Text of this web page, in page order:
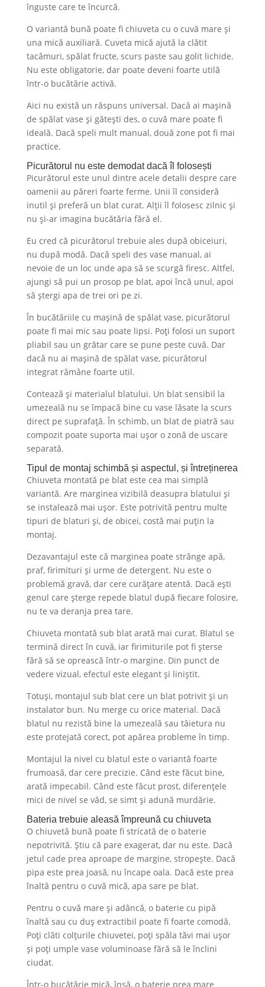
înguste care te încurcă.
O variantă bună poate fi chiuveta cu o cuvă mare și
una mică auxiliară. Cuveta mică ajută la clătit
tacâmuri, spălat fructe, scurs paste sau golit lichide.
Nu este obligatorie, dar poate deveni foarte utilă
într-o bucătărie activă.
Aici nu există un răspuns universal. Dacă ai mașină
de spălat vase și gătești des, o cuvă mare poate fi
ideală. Dacă speli mult manual, două zone pot fi mai
practice.
Picurătorul nu este demodat dacă îl folosești
Picurătorul este unul dintre acele detalii despre care
oamenii au păreri foarte ferme. Unii îl consideră
inutil și preferă un blat curat. Alții îl folosesc zilnic și
nu și-ar imagina bucătăria fără el.
Eu cred că picurătorul trebuie ales după obiceiuri,
nu după modă. Dacă speli des vase manual, ai
nevoie de un loc unde apa să se scurgă firesc. Altfel,
ajungi să pui un prosop pe blat, apoi încă unul, apoi
să ștergi apa de trei ori pe zi.
În bucătăriile cu mașină de spălat vase, picurătorul
poate fi mai mic sau poate lipsi. Poți folosi un suport
pliabil sau un grătar care se pune peste cuvă. Dar
dacă nu ai mașină de spălat vase, picurătorul
integrat rămâne foarte util.
Contează și materialul blatului. Un blat sensibil la
umezeală nu se împacă bine cu vase lăsate la scurs
direct pe suprafață. În schimb, un blat de piatră sau
compozit poate suporta mai ușor o zonă de uscare
separată.
Tipul de montaj schimbă și aspectul, și întreținerea
Chiuveta montată pe blat este cea mai simplă
variantă. Are marginea vizibilă deasupra blatului și
se instalează mai ușor. Este potrivită pentru multe
tipuri de blaturi și, de obicei, costă mai puțin la
montaj.
Dezavantajul este că marginea poate strânge apă,
praf, firimituri și urme de detergent. Nu este o
problemă gravă, dar cere curățare atentă. Dacă ești
genul care șterge repede blatul după fiecare folosire,
nu te va deranja prea tare.
Chiuveta montată sub blat arată mai curat. Blatul se
termină direct în cuvă, iar firimiturile pot fi șterse
fără să se oprească într-o margine. Din punct de
vedere vizual, efectul este elegant și liniștit.
Totuși, montajul sub blat cere un blat potrivit și un
instalator bun. Nu merge cu orice material. Dacă
blatul nu rezistă bine la umezeală sau tăietura nu
este protejată corect, pot apărea probleme în timp.
Montajul la nivel cu blatul este o variantă foarte
frumoasă, dar cere precizie. Când este făcut bine,
arată impecabil. Când este făcut prost, diferențele
mici de nivel se văd, se simt și adună murdărie.
Bateria trebuie aleasă împreună cu chiuveta
O chiuvetă bună poate fi stricată de o baterie
nepotrivită. Știu că pare exagerat, dar nu este. Dacă
jetul cade prea aproape de margine, stropește. Dacă
pipa este prea joasă, nu încape oala. Dacă este prea
înaltă pentru o cuvă mică, apa sare pe blat.
Pentru o cuvă mare și adâncă, o baterie cu pipă
înaltă sau cu duș extractibil poate fi foarte comodă.
Poți clăti colțurile chiuvetei, poți spăla tăvi mai ușor
și poți umple vase voluminoase fără să le înclini
ciudat.
Într-o bucătărie mică, însă, o baterie prea mare